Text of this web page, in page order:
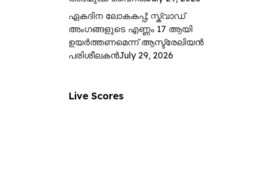
ഏകദിന ലോകകപ്പ്; സ്ക്വാഡ്
അംഗങ്ങളുടെ എണ്ണം 17 ആയി
ഉയർത്തണമെന്ന് ആസ്ട്രേലിയൻ
പരിശീലകൻJuly 29, 2026
Live Scores